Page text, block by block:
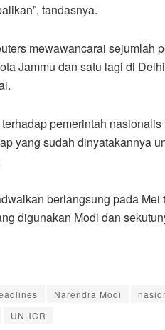
tandasnya.
mewawancarai sejumlah
Jammu dan satu lagi di
pemerintah
yang sudah dinyatakannya
berlangsung pada
digunakan Modi dan
Narendra Modi
UNHCR